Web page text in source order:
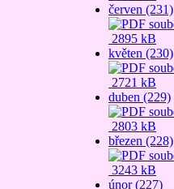
červen (231)
2895 kB
květen (230)
2721 kB
duben (229)
2803 kB
březen (228)
3243 kB
únor (227)